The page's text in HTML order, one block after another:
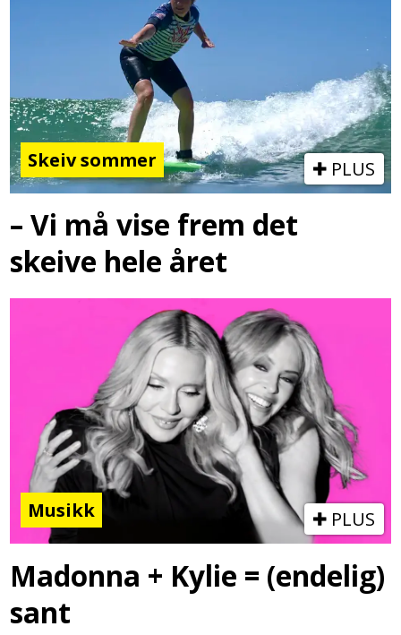
Skeiv sommer PLUS
– Vi må vise frem det
skeive hele året
Musikk PLUS
Madonna + Kylie = (endelig)
sant